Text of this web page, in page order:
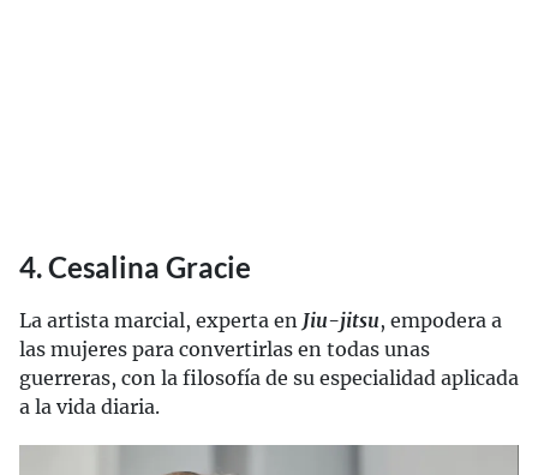
4. Cesalina Gracie
La artista marcial, experta en Jiu-jitsu, empodera a
las mujeres para convertirlas en todas unas
guerreras, con la filosofía de su especialidad aplicada
a la vida diaria.